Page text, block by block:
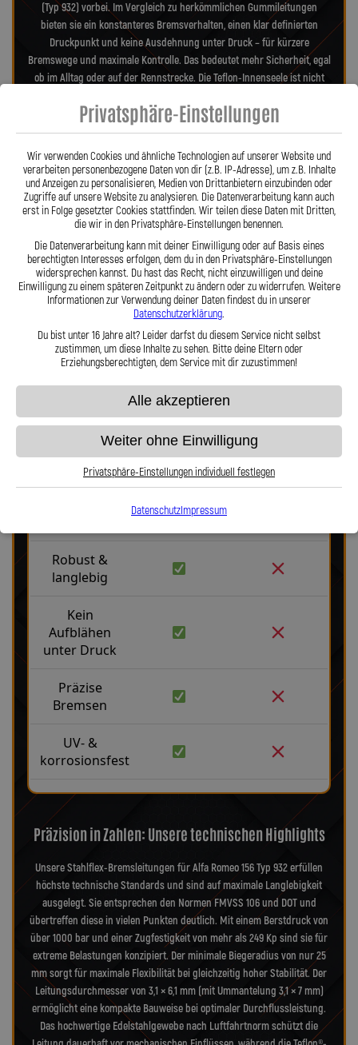
Stahlflex vs. Gummi
Stahlflex
Robust &
langlebig
Kein
Aufblähen
unter Druck
Präzise
Bremsen
UV- &
korrosionsfest
(Typ 932) vorbei. Im Vergleich zu herkömmlichen Gummileitungen
bieten sie ein konstanteres Bremsverhalten, einen klar definierten
Druckpunkt und keine Ausdehnung unter Druck – für kürzere
Bremswege und maximale Kontrolle. Das bedeutet mehr Sicherheit, egal
ob im Alltag oder auf der Rennstrecke. Die Teflon-Innenseele ist nicht
Edelstahlgeflecht die Leitungen nahezu wartungsfrei und
unempfindlich gegenüber äußeren Einflüssen macht. Es schützt
zuverlässig vor Marderbissen, Witterung und Beschädigungen – ein
regelmäßiger Austausch wie bei Gummileitungen ist nicht mehr nötig.
Das spart Kosten und vermittelt dauerhaft ein sicheres Gefühl beim
Fahren. Unsere ausjustierbaren, verdrehbaren Anschlüsse ermöglichen
eine drallfreie und spannungsfreie Verlegung. Ob Sonderanfertigung
präzise gefertigt. Mit den Stahlflex-Bremsleitungen von Lothar Spiegler
Kfz-Leitungen GmbH entscheiden Sie sich für echte deutsche Qualität,
höchste Sicherheit und ein Produkt, das hält, was es verspricht.
Hier zu unserem Video „Stahlflex vs. Gummi“
Präzision in Zahlen: Unsere technischen Highlights
Unsere Stahlflex-Bremsleitungen für Alfa Romeo 156 Typ 932 erfüllen
höchste technische Standards und sind auf maximale Langlebigkeit
ausgelegt. Sie entsprechen den Normen FMVSS 106 und DOT und
übertreffen diese in vielen Punkten deutlich. Mit einem Berstdruck von
über 1000 bar und einer Zugfestigkeit von mehr als 249 Kp sind sie für
extreme Belastungen konzipiert. Der minimale Biegeradius von nur 25
mm sorgt für maximale Flexibilität bei gleichzeitig hoher Stabilität. Der
Leitungsdurchmesser von 3,1 × 6,1 mm (mit Ummantelung 3,1 × 7 mm)
ermöglicht eine kompakte Bauweise bei optimaler Durchflussleistung.
Das hochwertige Edelstahlgewebe nach Luftfahrtnorm schützt die
Privatsphäre-Einstellungen
Wir verwenden Cookies und ähnliche Technologien auf unserer Website und
verarbeiten personenbezogene Daten von dir (z.B. IP-Adresse), um z.B. Inhalte
und Anzeigen zu personalisieren, Medien von Drittanbietern einzubinden oder
Zugriffe auf unsere Website zu analysieren. Die Datenverarbeitung kann auch
erst in Folge gesetzter Cookies stattfinden. Wir teilen diese Daten mit Dritten,
die wir in den Privatsphäre-Einstellungen benennen.
Die Datenverarbeitung kann mit deiner Einwilligung oder auf Basis eines
berechtigten Interesses erfolgen, dem du in den Privatsphäre-Einstellungen
widersprechen kannst. Du hast das Recht, nicht einzuwilligen und deine
Einwilligung zu einem späteren Zeitpunkt zu ändern oder zu widerrufen. Weitere
Informationen zur Verwendung deiner Daten findest du in unserer
Datenschutzerklärung.
Du bist unter 16 Jahre alt? Leider darfst du diesem Service nicht selbst
zustimmen, um diese Inhalte zu sehen. Bitte deine Eltern oder
Erziehungsberechtigten, dem Service mit dir zuzustimmen!
Alle akzeptieren
Weiter ohne Einwilligung
Privatsphäre-Einstellungen individuell festlegen
DatenschutzImpressum